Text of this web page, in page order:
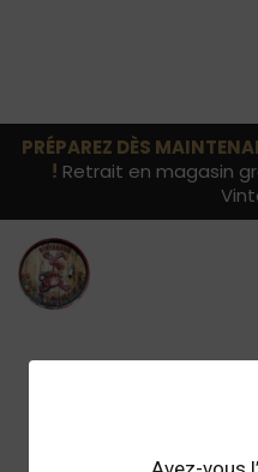
PRÉPAREZ DÈS
! Retrait en magasin